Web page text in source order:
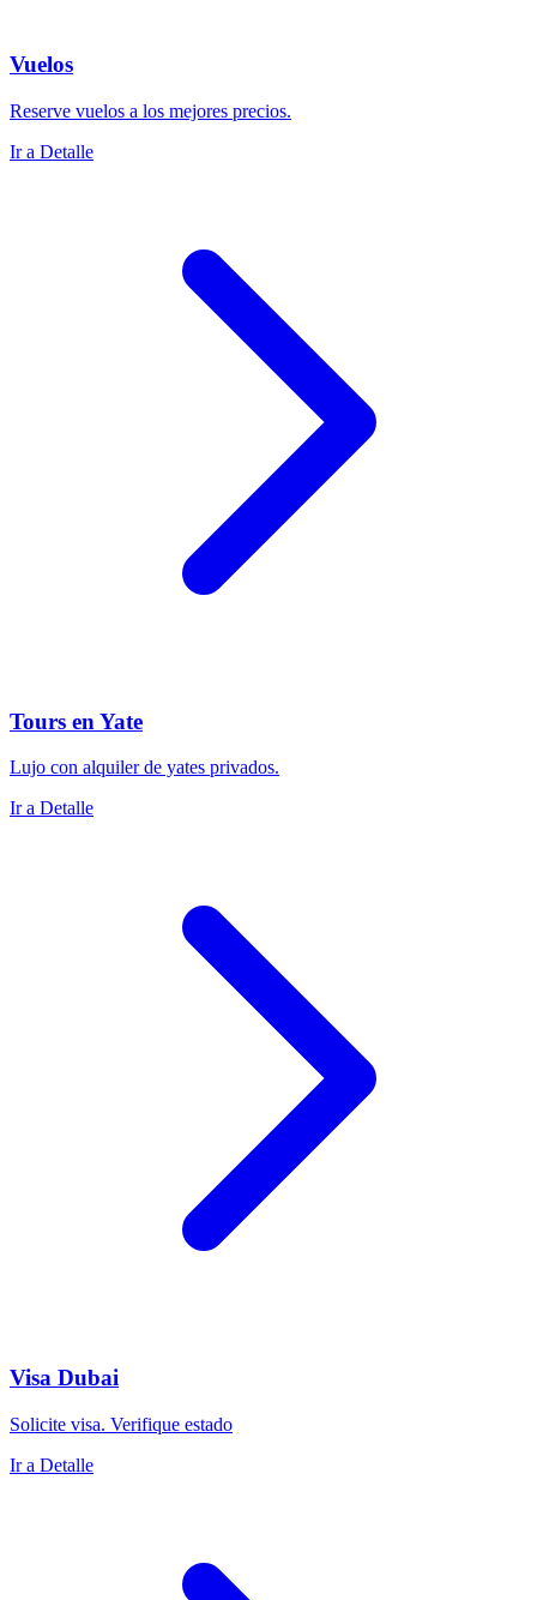
Vuelos
Reserve vuelos a los mejores precios.
Ir a Detalle
Tours en Yate
Lujo con alquiler de yates privados.
Ir a Detalle
Visa Dubai
Solicite visa. Verifique estado
Ir a Detalle